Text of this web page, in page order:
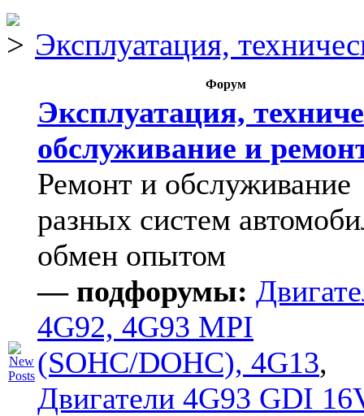
Эксплуатация,
Форум
Эксплуатация,
обслуживание и
Ремонт и обслуживание
разных систем
обмен опытом
— подфорумы:
4G92, 4G93 MPI
(SOHC/DOHC), 4G13,
Двигатели 4G93 GDI